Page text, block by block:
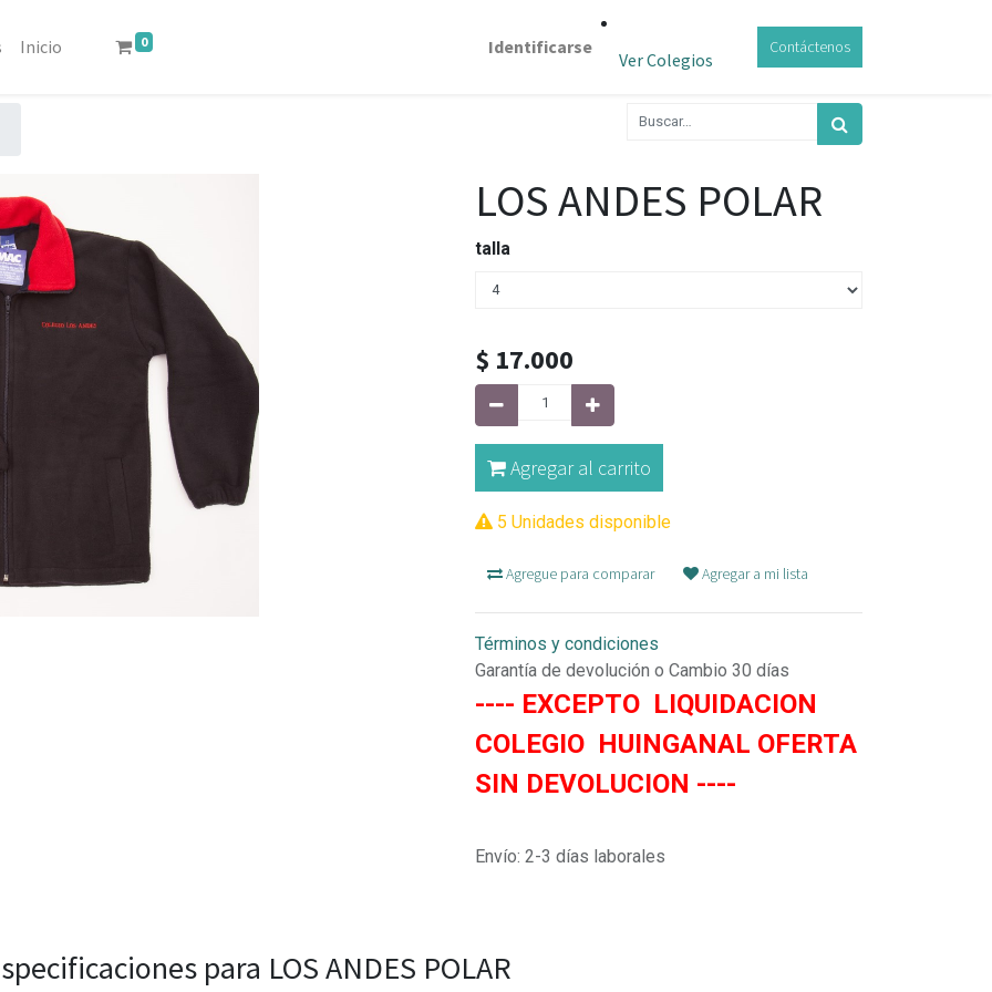
Inicio 0 Identificarse
Ver Colegios
Contáctenos
LOS ANDES POLAR
talla
$ 17.000
Agregar al carrito
5 Unidades disponible
Agregue para comparar Agregar a mi lista
Términos y condiciones
Garantía de devolución o Cambio 30 días
---- EXCEPTO LIQUIDACION
COLEGIO HUINGANAL OFERTA
SIN DEVOLUCION ----
Envío: 2-3 días laborales
para LOS ANDES POLAR